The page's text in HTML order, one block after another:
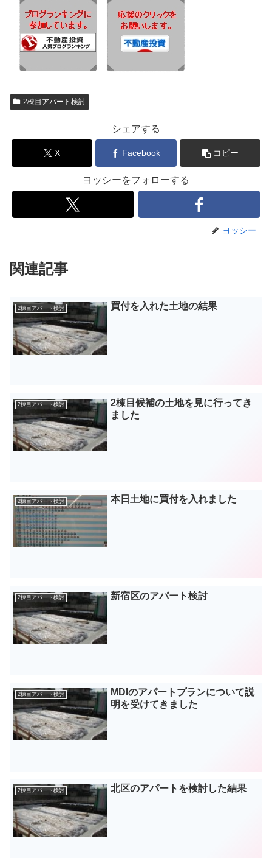
2棟目アパート検討
シェアする
X Facebook コピー
ヨッシーをフォローする
ヨッシー
関連記事
2棟目アパート検討 買付を入れた土地の結果
2棟目アパート検討
2棟目候補の土地を見に行ってき
ました
2棟目アパート検討 本日土地に買付を入れました
2棟目アパート検討 新宿区のアパート検討
2棟目アパート検討
MDIのアパートプランについて説
明を受けてきました
2棟目アパート検討 北区のアパートを検討した結果